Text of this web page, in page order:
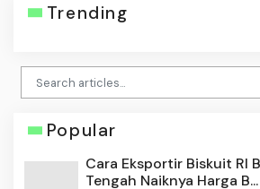
Trending
Popular
Cara Eksportir Biskuit RI
Tengah Naiknya Harga B...